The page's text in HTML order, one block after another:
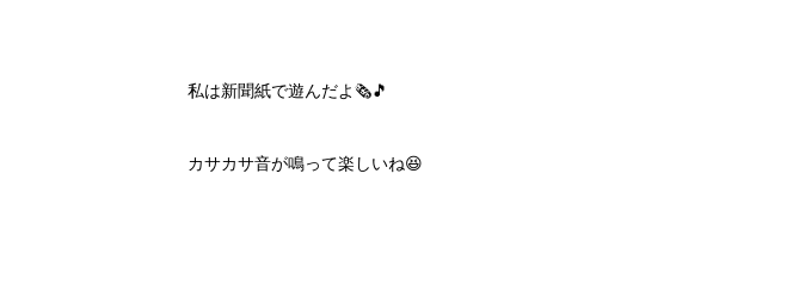
私は新聞紙で遊んだよ🗞🎵
カサカサ音が鳴って楽しいね😆